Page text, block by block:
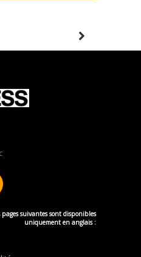
pages suivantes sont disponibles
uniquement en anglais :